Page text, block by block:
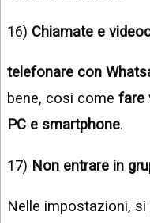
16) Chiamate e
telefonare con
bene, cosi come fare
PC e smartphone.
17) Non entrare in
Nelle impostazioni,